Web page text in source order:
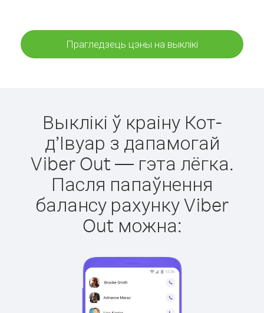
Прагледзець цэны на выклікі
Выклікі ў краіну Кот-
д’Івуар з дапамогай
Viber Out — гэта лёгка.
Пасля папаўнення
балансу рахунку Viber
Out можна: